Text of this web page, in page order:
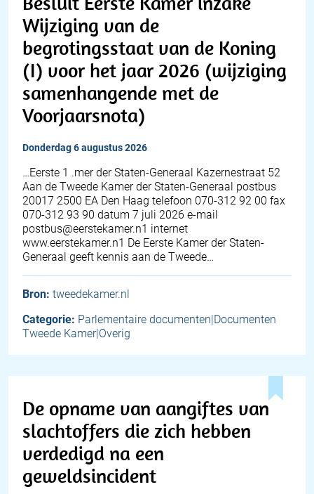
Wijziging van de
begrotingsstaat van de Koning
(I) voor het jaar 2026 (wijziging
samenhangende met de
Voorjaarsnota)
donderdag 6 augustus 2026
…Eerste 1 .mer der Staten-Generaal Kazernestraat 52
Aan de Tweede Kamer der Staten-Generaal postbus
20017 2500 EA Den Haag telefoon 070-312 92 00 fax
070-312 93 90 datum 7 juli 2026 e-mail
postbus@eerstekamer.n1 internet
www.eerstekamer.n1 De Eerste Kamer der Staten-
Generaal geeft kennis aan de Tweede…
Bron: tweedekamer.nl
Categorie: Parlementaire documenten|Documenten
Tweede Kamer|Overig
De opname van aangiftes van
slachtoffers die zich hebben
verdedigd na een
geweldsincident